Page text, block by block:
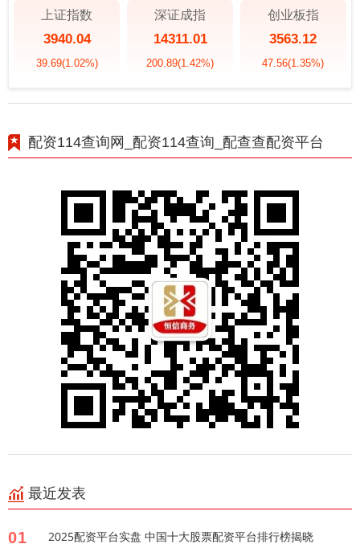
上证指数
3940.04
39.69(1.02%)
深证成指
14311.01
200.89(1.42%)
创业板指
3563.12
47.56(1.35%)
配资114查询网_配资114查询_配查查配资平台
最近发表
01 2025配资平台实盘 中国十大股票配资平台排行榜揭晓